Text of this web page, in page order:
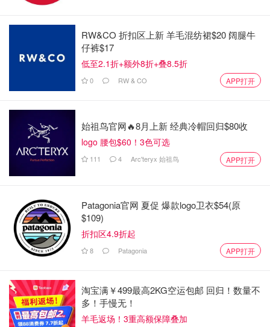
尽管外界猜测该基地可能参与紧急撤侨或军事运输，澳政府
明确表示尚未收到任何与伊朗军事行动相关的请求。
总理阿尔巴尼斯领导的政府重申，澳大利亚支持由美国主导
的相关行动，但不会直接卷入军事冲突。当前，政府的重点
亚公民身处中东。
02：伊朗封锁霍尔木兹海峡，全球能源市场紧
张
远的中东，但它已对澳洲的经济安全与民生造成直接影响。
令全球市场感到紧张的，是伊朗随后发布的一项声明。
RW&CO 折扣区上新 羊毛混纺裙$20 阔腿牛
仔裤$17
低至2.1折+额外8折+叠8.5折
0 RW & CO APP打开
始祖鸟官网🔥8月上新 经典冷帽回归$80收
logo 腰包$60！3色可选
111 4 Arc'teryx 始祖鸟 APP打开
Patagonia官网 夏促 爆款logo卫衣$54(原
$109)
折扣区4.9折起
8 Patagonia APP打开
淘宝满￥499最高2KG空运包邮 回归！数量不
多！手慢无！
羊毛返场！3重高额保障叠加